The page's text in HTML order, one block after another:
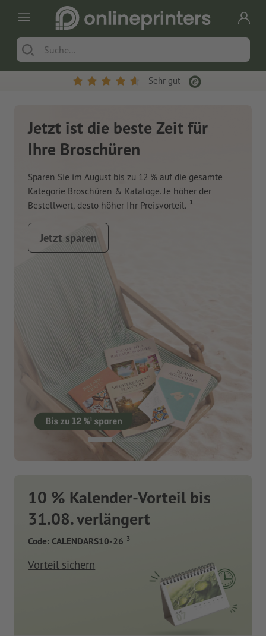
Sehr gut
Jetzt ist die beste Zeit für
Ihre Broschüren
Sparen Sie im August bis zu 12 % auf die gesamte
Kategorie Broschüren & Kataloge. Je höher der
Bestellwert, desto höher Ihr Preisvorteil. 1
Jetzt sparen
10 % Kalender-Vorteil bis
31.08. verlängert
Code: CALENDARS10-26 3
Vorteil sichern